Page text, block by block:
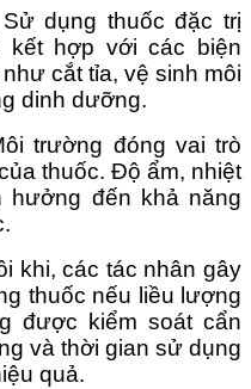
Sử dụng thuốc đặc trị
kết hợp với các biện
cắt tỉa, vệ sinh môi
dinh dưỡng.
trường đóng vai trò
thuốc. Độ ẩm, nhiệt
đến khả năng
khi, các tác nhân gây
thuốc nếu liều lượng
được kiểm soát cẩn
và thời gian sử dụng
quả.